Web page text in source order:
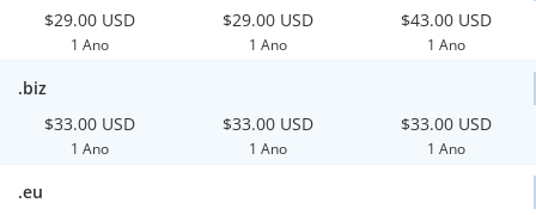
$29.00 USD
1 Ano
$29.00 USD
1 Ano
$43.00 USD
1 Ano
.biz
$33.00 USD
1 Ano
$33.00 USD
1 Ano
$33.00 USD
1 Ano
.eu